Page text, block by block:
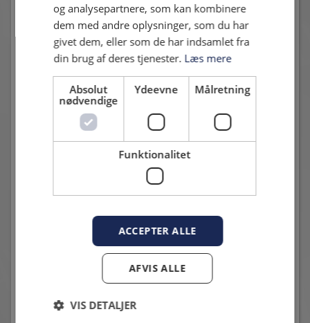
Vi er glade for, at det er lykkes Hvidovre at sikre en aftale
med Retov, og vi ser frem til i samarbejde at føre projektet
For yderligere oplysninger kan administrerende direktør Bo
Tue Knudsen kontaktes på mail
btk@hif.dk
eller telefon 40 50
Andre nyheder
og analysepartnere, som kan kombinere
dem med andre oplysninger, som du har
givet dem, eller som de har indsamlet fra
din brug af deres tjenester. Læs mere
Absolut
nødvendige
Ydeevne Målretning
Funktionalitet
ACCEPTER ALLE
AFVIS ALLE
VIS DETALJER